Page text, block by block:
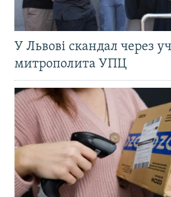
У Львові скандал через
митрополита УПЦ